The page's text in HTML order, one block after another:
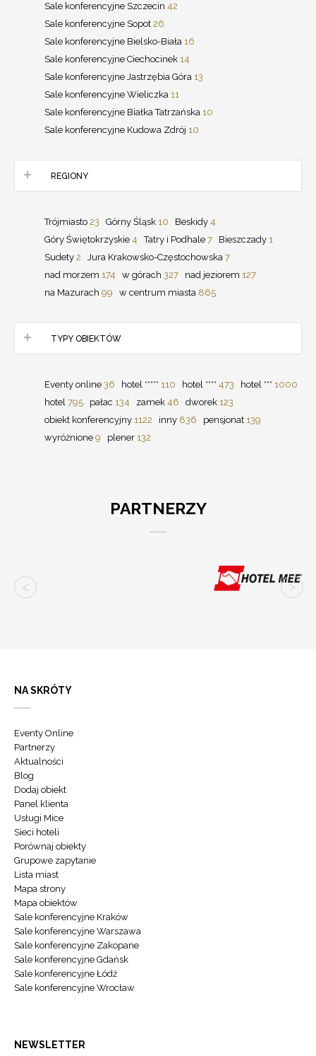
Sale konferencyjne Szczecin 42
Sale konferencyjne Sopot 26
Sale konferencyjne Bielsko-Biała 16
Sale konferencyjne Ciechocinek 14
Sale konferencyjne Jastrzębia Góra 13
Sale konferencyjne Wieliczka 11
Sale konferencyjne Białka Tatrzańska 10
Sale konferencyjne Kudowa Zdrój 10
REGIONY
Trójmiasto 23 Górny Śląsk 10 Beskidy 4
Góry Świętokrzyskie 4 Tatry i Podhale 7 Bieszczady 1
Sudety 2 Jura Krakowsko-Częstochowska 7
nad morzem 174 w górach 327 nad jeziorem 127
na Mazurach 99 w centrum miasta 865
TYPY OBIEKTÓW
Eventy online 36 hotel ***** 110 hotel **** 473 hotel *** 1000
hotel 795 pałac 134 zamek 46 dworek 123
obiekt konferencyjny 1122 inny 836 pensjonat 139
wyróżnione 9 plener 132
PARTNERZY
NA SKRÓTY
Eventy Online
Partnerzy
Aktualności
Blog
Dodaj obiekt
Panel klienta
Usługi Mice
Sieci hoteli
Porównaj obiekty
Grupowe zapytanie
Lista miast
Mapa strony
Mapa obiektów
Sale konferencyjne Kraków
Sale konferencyjne Warszawa
Sale konferencyjne Zakopane
Sale konferencyjne Gdańsk
Sale konferencyjne Łódź
Sale konferencyjne Wrocław
NEWSLETTER